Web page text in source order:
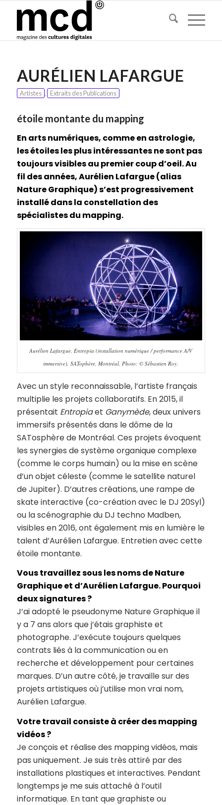
AURÉLIEN LAFARGUE
Artistes , Extraits des Publications
étoile montante du mapping
En arts numériques, comme en astrologie,
les étoiles les plus intéressantes ne sont pas
toujours visibles au premier coup d’oeil. Au
fil des années, Aurélien Lafargue (alias
Nature Graphique) s’est progressivement
installé dans la constellation des
spécialistes du mapping.
Aurélien Lafargue, Entropia (installation numérique / performance A/V
immersive), SATophère, Montréal. Photo: © Sébastien Roy.
Avec un style reconnaissable, l’artiste français
multiplie les projets collaboratifs. En 2015, il
présentait Entropiaet Ganymède, deux univers
immersifs présentés dans le dôme de la
SATosphère de Montréal. Ces projets évoquent
les synergies de système organique complexe
(comme le corps humain) ou la mise en scène
d’un objet céleste (comme le satellite naturel
de Jupiter). D’autres créations, une rampe de
skate interactive (co-création avec le DJ 20Syl)
ou la scénographie du DJ techno Madben,
visibles en 2016, ont également mis en lumière le
talent d’Aurélien Lafargue. Entretien avec cette
étoile montante.
Vous travaillez sous les noms de Nature
Graphique et d’Aurélien Lafargue. Pourquoi
deux signatures ?
J’ai adopté le pseudonyme Nature Graphique il
y a 7 ans alors que j’étais graphiste et
photographe. J’exécute toujours quelques
contrats liés à la communication ou en
recherche et développement pour certaines
marques. D’un autre côté, je travaille sur des
projets artistiques où j’utilise mon vrai nom,
Aurélien Lafargue.
Votre travail consiste à créer des mapping
vidéos ?
Je conçois et réalise des mapping vidéos, mais
pas uniquement. Je suis très attiré par des
installations plastiques et interactives. Pendant
longtemps je me suis attaché à l’outil
informatique. En tant que graphiste ou